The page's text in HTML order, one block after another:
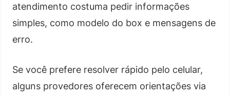
atendimento costuma pedir informações
simples, como modelo do box e mensagens de
erro.
Se você prefere resolver rápido pelo celular,
alguns provedores oferecem orientações via